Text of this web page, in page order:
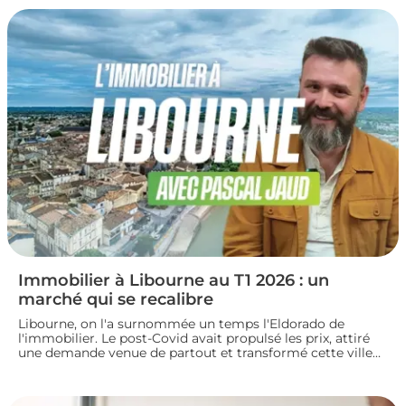
révèle chaque jour.
Immobilier à Libourne au T1 2026 : un
marché qui se recalibre
Libourne, on l'a surnommée un temps l'Eldorado de
l'immobilier. Le post-Covid avait propulsé les prix, attiré
une demande venue de partout et transformé cette ville